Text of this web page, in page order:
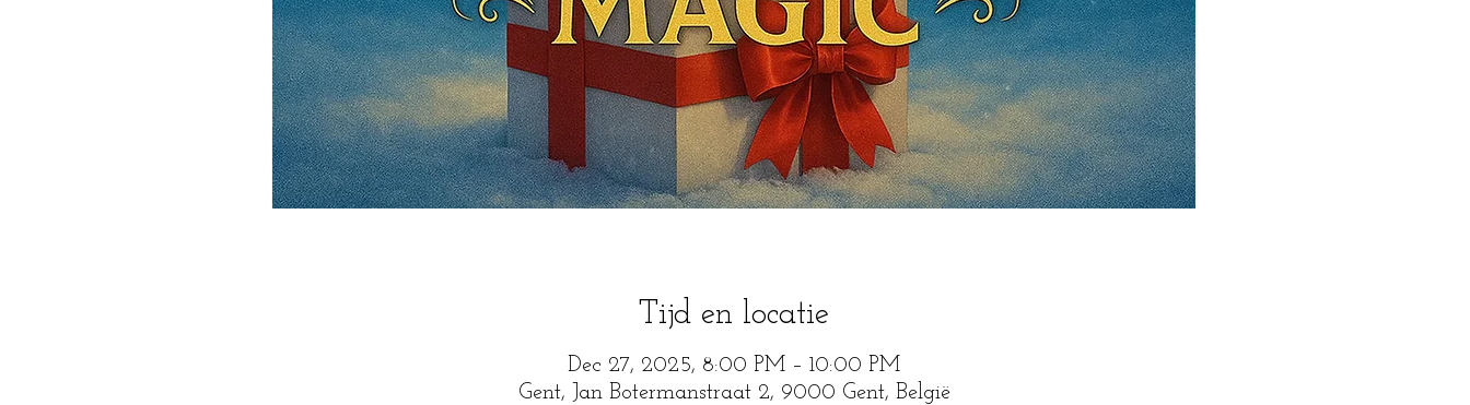
Tijd en locatie
Dec 27, 2025, 8:00 PM – 10:00 PM
Gent, Jan Botermanstraat 2, 9000 Gent, België